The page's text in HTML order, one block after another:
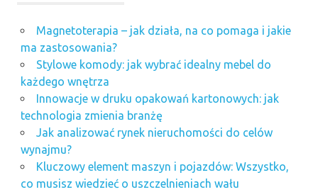
Magnetoterapia – jak działa, na co pomaga i jakie
ma zastosowania?
Stylowe komody: jak wybrać idealny mebel do
każdego wnętrza
Innowacje w druku opakowań kartonowych: jak
technologia zmienia branżę
Jak analizować rynek nieruchomości do celów
wynajmu?
Kluczowy element maszyn i pojazdów: Wszystko,
co musisz wiedzieć o uszczelnieniach wału